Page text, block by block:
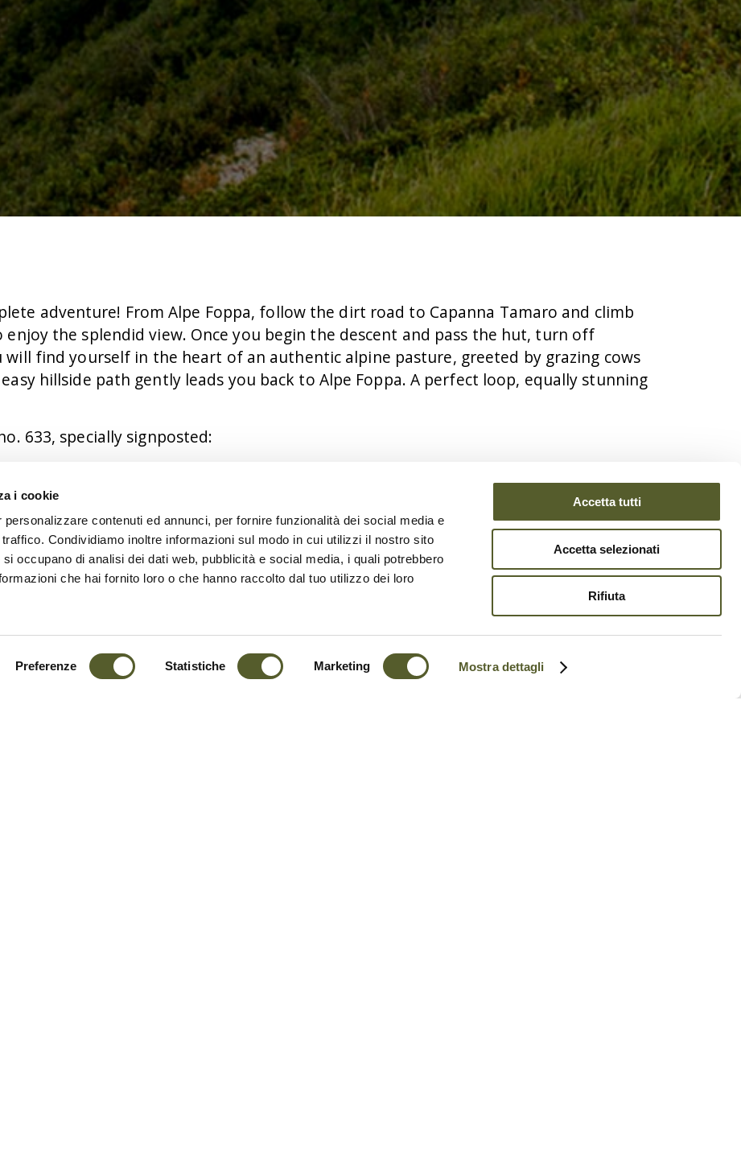
i cookie
contenuti ed annunci, per fornire funzionalità dei social media e
Condividiamo inoltre informazioni sul modo in cui utilizzi il nostro sito
occupano di analisi dei dati web, pubblicità e social media, i quali potrebbero
che hai fornito loro o che hanno raccolto dal tuo utilizzo dei loro
Preferenze Statistiche Marketing Mostra dettagli
Accetta tutti
Accetta selezionati
Rifiuta
adventure! From Alpe Foppa, follow the dirt road to Capanna Tamaro and climb
the splendid view. Once you begin the descent and pass the hut, turn off
will find yourself in the heart of an authentic alpine pasture, greeted by grazing cows
hillside path gently leads you back to Alpe Foppa. A perfect loop, equally stunning
633, specially signposted:
Tamaro – Monte Tamaro – Alpe Duragno – Alpe Foppa